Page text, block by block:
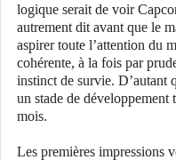
logique serait de voir
autrement dit avant que le
aspirer toute l’attention du
cohérente, à la fois par
instinct de survie. D’autant
un stade de développement
mois.
Les premières impressions